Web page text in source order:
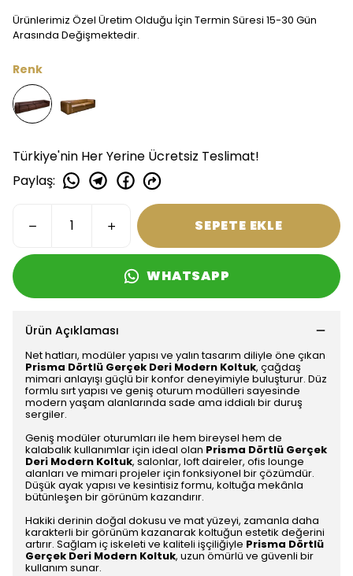
Ürünlerimiz Özel Üretim Olduğu İçin Termin Süresi 15-30 Gün
Arasında Değişmektedir.
Renk
Türkiye'nin Her Yerine Ücretsiz Teslimat!
Paylaş:
SEPETE EKLE
WHATSAPP
Ürün Açıklaması
Net hatları, modüler yapısı ve yalın tasarım diliyle öne çıkan
Prisma Dörtlü Gerçek Deri Modern Koltuk, çağdaş
mimari anlayışı güçlü bir konfor deneyimiyle buluşturur. Düz
formlu sırt yapısı ve geniş oturum modülleri sayesinde
modern yaşam alanlarında sade ama iddialı bir duruş
sergiler.
Geniş modüler oturumları ile hem bireysel hem de
kalabalık kullanımlar için ideal olan Prisma Dörtlü Gerçek
Deri Modern Koltuk, salonlar, loft daireler, ofis lounge
alanları ve mimari projeler için fonksiyonel bir çözümdür.
Düşük ayak yapısı ve kesintisiz formu, koltuğa mekânla
bütünleşen bir görünüm kazandırır.
Hakiki derinin doğal dokusu ve mat yüzeyi, zamanla daha
karakterli bir görünüm kazanarak koltuğun estetik değerini
artırır. Sağlam iç iskeleti ve kaliteli işçiliğiyle Prisma Dörtlü
Gerçek Deri Modern Koltuk, uzun ömürlü ve güvenli bir
kullanım sunar.